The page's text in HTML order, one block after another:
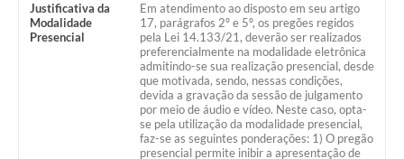
Justificativa da
Modalidade
Presencial
Em atendimento ao disposto em seu artigo
17, parágrafos 2º e 5º, os pregões regidos
pela Lei 14.133/21, deverão ser realizados
preferencialmente na modalidade eletrônica
admitindo-se sua realização presencial, desde
que motivada, sendo, nessas condições,
devida a gravação da sessão de julgamento
por meio de áudio e vídeo. Neste caso, opta-
se pela utilização da modalidade presencial,
faz-se as seguintes ponderações: 1) O pregão
presencial permite inibir a apresentação de